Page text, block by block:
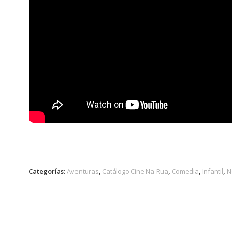
Categorías:Aventuras, Catálogo Cine Na Rua, Comedia, Infantil,